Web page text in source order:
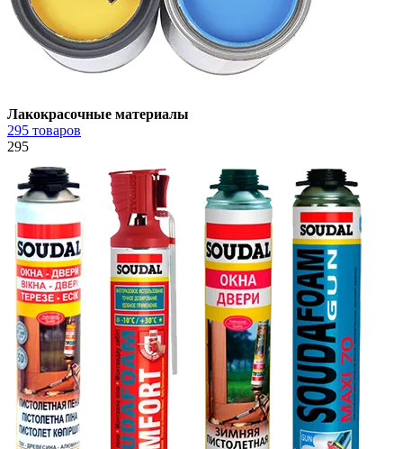
Лакокрасочные материалы
295 товаров
295